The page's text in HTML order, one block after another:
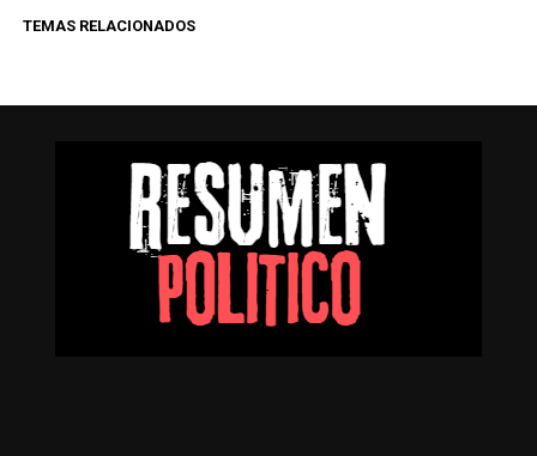
TEMAS RELACIONADOS